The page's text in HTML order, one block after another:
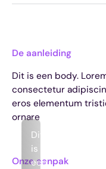
De aanleiding
Dit is een body.
consectetur
eros elementum
ornare
Onze aanpak
Dit
is
een